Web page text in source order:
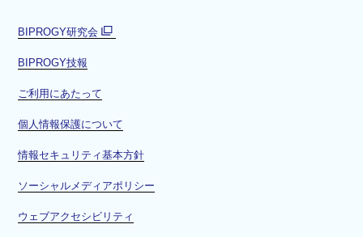
BIPROGY研究会
ド
で
く
BIPROGY技報
ご利用にあたって
個人情報保護について
情報セキュリティ基本方針
ソーシャルメディアポリシー
ウェブアクセシビリティ